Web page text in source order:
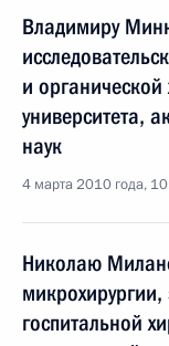
Владимиру
и
университета,
наук
4 марта 2010 года,
Николаю
госпитальной